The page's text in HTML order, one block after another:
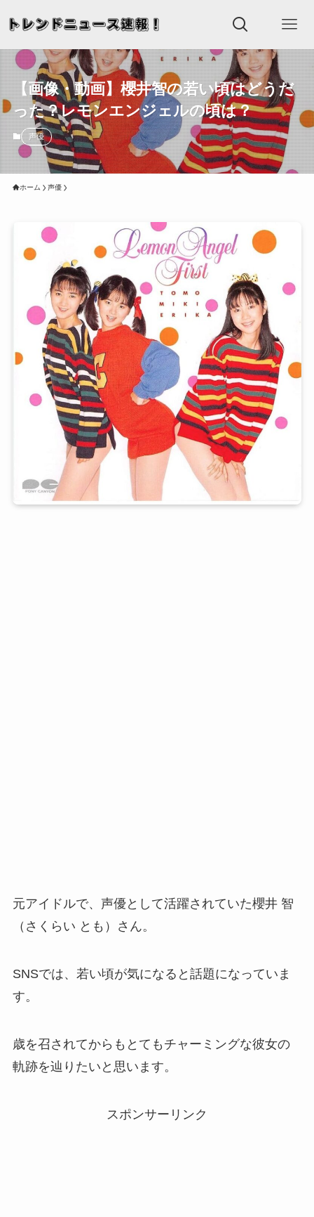
【画像・動画】櫻井智の若い頃はどうだ
った？レモンエンジェルの頃は？
声優
ホーム 声優
元アイドルで、声優として活躍されていた櫻井 智
（さくらい とも）さん。
SNSでは、若い頃が気になると話題になっていま
す。
歳を召されてからもとてもチャーミングな彼女の
軌跡を辿りたいと思います。
スポンサーリンク